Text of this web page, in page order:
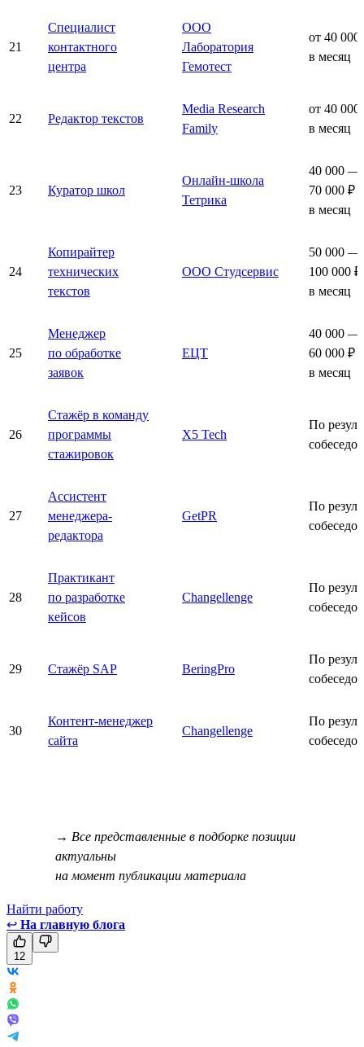
21
Специалист
контактного
центра
ООО
Лаборатория
Гемотест
от 40 000
в месяц
22 Редактор текстов
Media Research
Family
от 40 000
в месяц
23 Куратор школ
Онлайн-школа
Тетрика
40 000 —
70 000 ₽
в месяц
24
Копирайтер
технических
текстов
ООО Студсервис
50 000 —
100 000 ₽
в месяц
25
Менеджер
по обработке
заявок
ЕЦТ
40 000 —
60 000 ₽
в месяц
26
Стажёр в команду
программы
стажировок
X5 Tech
По
27
Ассистент
менеджера-
редактора
GetPR
По
28
Практикант
по разработке
кейсов
Changellenge
По
29 Стажёр SAP BeringPro
По
30
Контент-менеджер
сайта
Changellenge
По
→ Все представленные в подборке позиции
актуальны
на момент публикации материала
Найти работу
↩ На главную блога
12